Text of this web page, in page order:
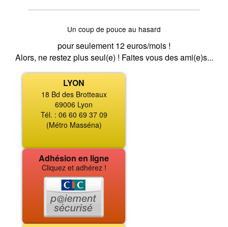
Un coup de pouce au hasard
pour seulement 12 euros/mois !
Alors, ne restez plus seul(e) ! Faites vous des ami(e)s...
LYON
18 Bd des Brotteaux
69006 Lyon
Tél. : 06 60 69 37 09
(Métro Masséna)
Adhésion en ligne
Cliquez et adhérez !